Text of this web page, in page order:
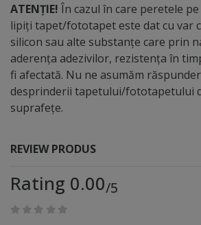
ATENȚIE! În cazul în care peretele
lipiți tapet/fototapet este dat cu var
silicon sau alte substanțe care prin
aderența adezivilor, rezistența în
fi afectată. Nu ne asumăm
desprinderii tapetului/fototapetului
suprafețe.
REVIEW PRODUS
Rating 0.00/5